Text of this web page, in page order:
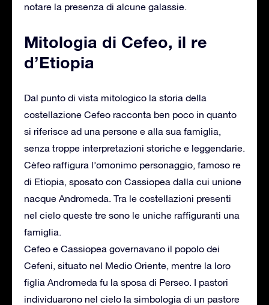
notare la presenza di alcune galassie.
Mitologia di Cefeo, il re
d’Etiopia
Dal punto di vista mitologico la storia della
costellazione Cefeo racconta ben poco in quanto
si riferisce ad una persone e alla sua famiglia,
senza troppe interpretazioni storiche e leggendarie.
Cèfeo raffigura l’omonimo personaggio, famoso re
di Etiopia, sposato con Cassiopea dalla cui unione
nacque Andromeda. Tra le costellazioni presenti
nel cielo queste tre sono le uniche raffiguranti una
famiglia.
Cefeo e Cassiopea governavano il popolo dei
Cefeni, situato nel Medio Oriente, mentre la loro
figlia Andromeda fu la sposa di Perseo. I pastori
individuarono nel cielo la simbologia di un pastore